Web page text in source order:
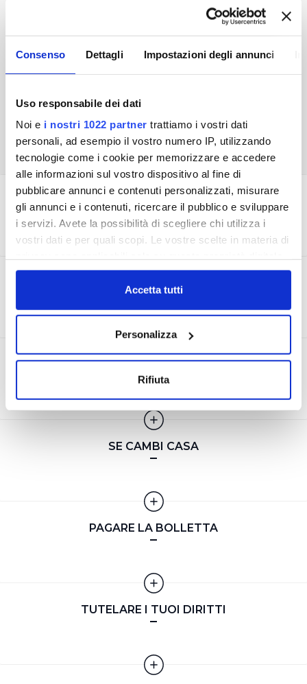
Consenso Dettagli Impostazioni degli annunci
Uso responsabile dei dati
Noi e i nostri 1022 partner trattiamo i vostri dati
personali, ad esempio il vostro numero IP, utilizzando
tecnologie come i cookie per memorizzare e accedere
alle informazioni sul vostro dispositivo al fine di
pubblicare annunci e contenuti personalizzati, misurare
gli annunci e i contenuti, ricercare il pubblico e sviluppare
i servizi. Avete la possibilità di scegliere chi utilizza i
vostri dati e per quali scopi. Le vostre scelte in materia di
in cui avete effettuato le vostre scelte. È possibile
modificare o revocare il proprio consenso in qualsiasi
momento dalla Dichiarazione sui cookie o facendo clic
Con il tuo consenso, vorremmo anche:
raccogliere informazioni sulla tua posizione
Identificare il tuo dispositivo, scansionandolo
attivamente alla ricerca di caratteristiche specifiche
e imposta le tue preferenze nella
modificare o ritirare il tuo consenso in qualsiasi momento
dalla Dichiarazione sui cookie.
fruibile il sito web abilitandone funzionalità di base quali
la navigazione sulle pagine e l'accesso alle aree
protette. In linea con le preferenze manifestate
dall’Utente e con i consensi dallo stesso prestati, i
traffico sul nostro sito web, per personalizzare
contenuti ed annunci e per fornire funzionalità dei social
Accetta tutti
Personalizza
Rifiuta
I NOSTRI CANALI ONLINE
CONTROLLO DELL'ACQUA
LEGGERE LA FATTURA
SE CAMBI CASA
PAGARE LA BOLLETTA
TUTELARE I TUOI DIRITTI